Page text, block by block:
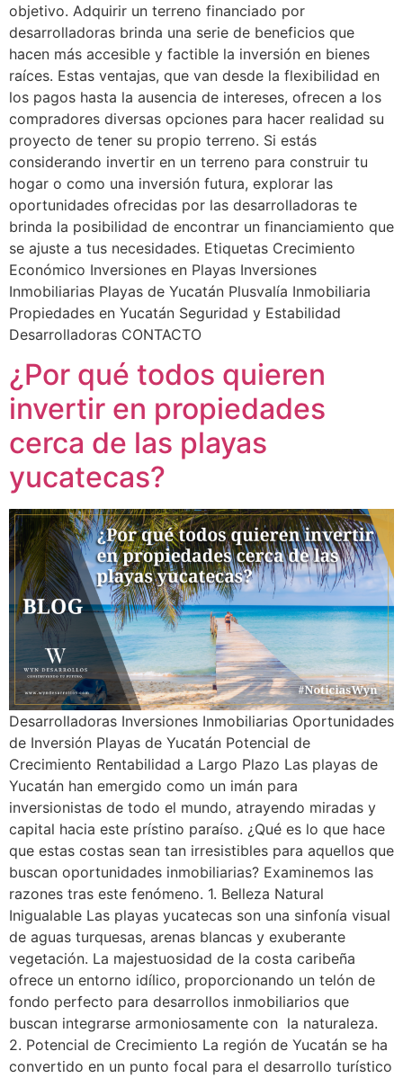
objetivo. Adquirir un terreno financiado por
desarrolladoras brinda una serie de beneficios que
hacen más accesible y factible la inversión en bienes
raíces. Estas ventajas, que van desde la flexibilidad en
los pagos hasta la ausencia de intereses, ofrecen a los
compradores diversas opciones para hacer realidad su
proyecto de tener su propio terreno. Si estás
considerando invertir en un terreno para construir tu
hogar o como una inversión futura, explorar las
oportunidades ofrecidas por las desarrolladoras te
brinda la posibilidad de encontrar un financiamiento que
se ajuste a tus necesidades. Etiquetas Crecimiento
Económico Inversiones en Playas Inversiones
Inmobiliarias Playas de Yucatán Plusvalía Inmobiliaria
Propiedades en Yucatán Seguridad y Estabilidad
Desarrolladoras CONTACTO
¿Por qué todos quieren
invertir en propiedades
cerca de las playas
yucatecas?
Desarrolladoras Inversiones Inmobiliarias Oportunidades
de Inversión Playas de Yucatán Potencial de
Crecimiento Rentabilidad a Largo Plazo Las playas de
Yucatán han emergido como un imán para
inversionistas de todo el mundo, atrayendo miradas y
capital hacia este prístino paraíso. ¿Qué es lo que hace
que estas costas sean tan irresistibles para aquellos que
buscan oportunidades inmobiliarias? Examinemos las
razones tras este fenómeno. 1. Belleza Natural
Inigualable Las playas yucatecas son una sinfonía visual
de aguas turquesas, arenas blancas y exuberante
vegetación. La majestuosidad de la costa caribeña
ofrece un entorno idílico, proporcionando un telón de
fondo perfecto para desarrollos inmobiliarios que
buscan integrarse armoniosamente con la naturaleza.
2. Potencial de Crecimiento La región de Yucatán se ha
convertido en un punto focal para el desarrollo turístico